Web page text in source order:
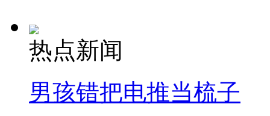
热点新闻
男孩错把电推当梳子